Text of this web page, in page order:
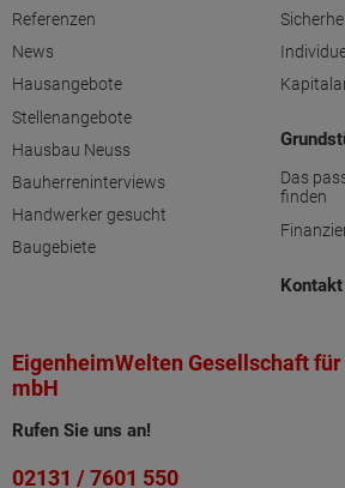
Referenzen
News
Hausangebote
Stellenangebote
Hausbau Neuss
Bauherreninterviews
Handwerker gesucht
Baugebiete
Das
finden
Kontakt
EigenheimWelten Gesellschaft
mbH
Rufen Sie uns an!
02131 / 7601 550